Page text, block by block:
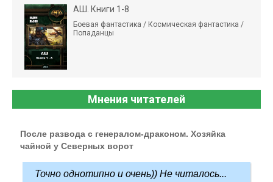
АШ. Книги 1-8
Боевая фантастика / Космическая фантастика /
Попаданцы
Мнения читателей
После развода с генералом-драконом. Хозяйка
чайной у Северных ворот
Точно однотипно и очень)) Не читалось...